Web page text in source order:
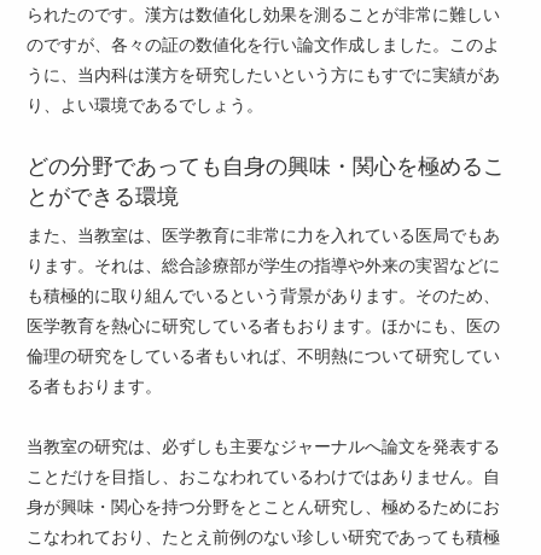
られたのです。漢方は数値化し効果を測ることが非常に難しい
のですが、各々の証の数値化を行い論文作成しました。このよ
うに、当内科は漢方を研究したいという方にもすでに実績があ
り、よい環境であるでしょう。
どの分野であっても自身の興味・関心を極めるこ
とができる環境
また、当教室は、医学教育に非常に力を入れている医局でもあ
ります。それは、総合診療部が学生の指導や外来の実習などに
も積極的に取り組んでいるという背景があります。そのため、
医学教育を熱心に研究している者もおります。ほかにも、医の
倫理の研究をしている者もいれば、不明熱について研究してい
る者もおります。
当教室の研究は、必ずしも主要なジャーナルへ論文を発表する
ことだけを目指し、おこなわれているわけではありません。自
身が興味・関心を持つ分野をとことん研究し、極めるためにお
こなわれており、たとえ前例のない珍しい研究であっても積極